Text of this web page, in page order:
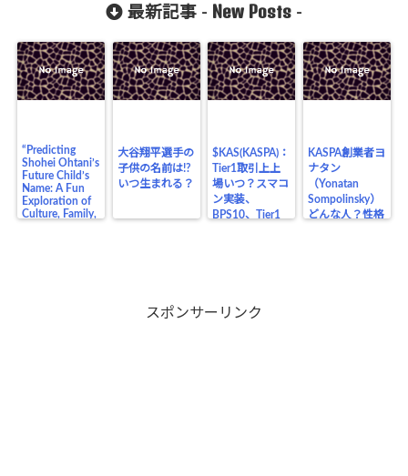
最新記事 - New Posts -
“Predicting
Shohei Ohtani’s
Future Child’s
Name: A Fun
Exploration of
Culture, Family,
大谷翔平選手の
子供の名前は!?
いつ生まれる？
$KAS(KASPA)：
Tier1取引上上
場いつ？スマコ
ン実装、
BPS10、Tier1
KASPA創業者ヨ
ナタン
（Yonatan
Sompolinsky）
どんな人？性格
スポンサーリンク